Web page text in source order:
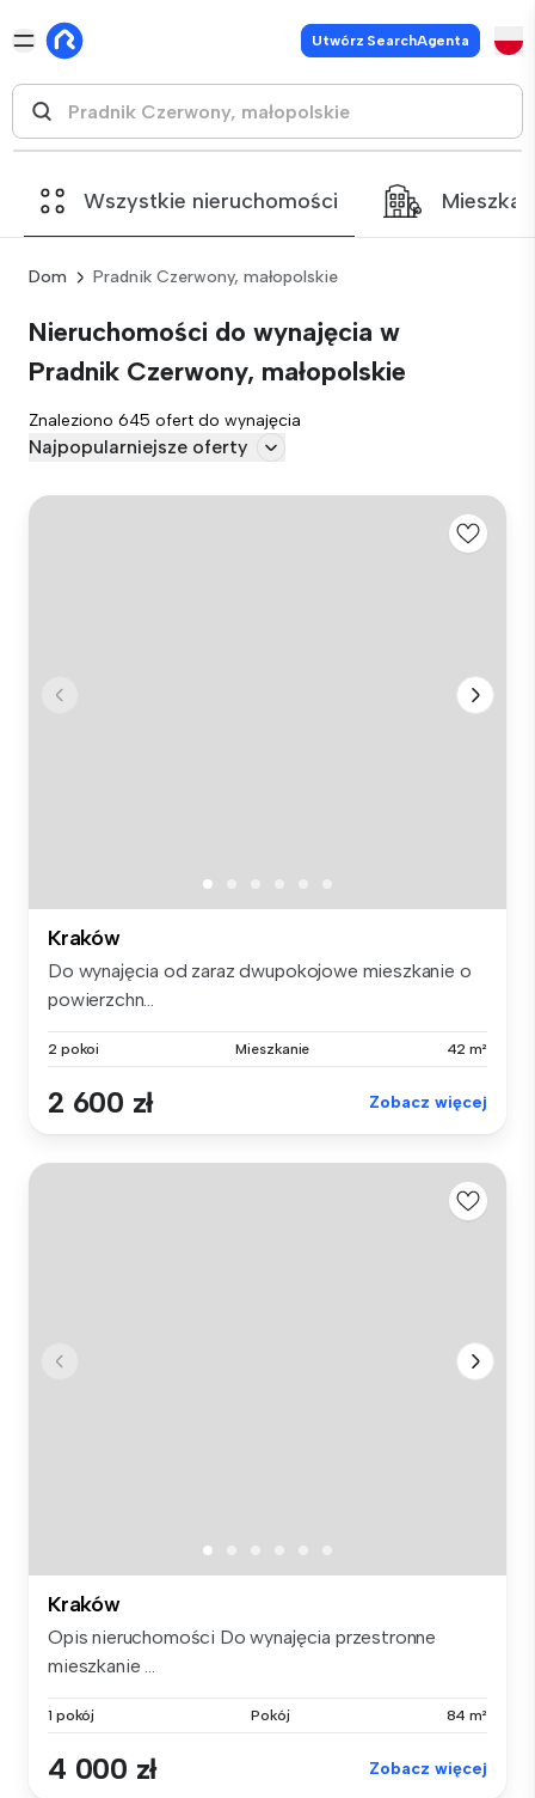
Utwórz SearchAgenta
Wszystkie nieruchomości
Dom Pradnik Czerwony, małopolskie
Nieruchomości do wynajęcia w
Pradnik Czerwony, małopolskie
Znaleziono 645 ofert do wynajęcia
Najpopularniejsze oferty
Kraków
Do wynajęcia od zaraz dwupokojowe mieszkanie o
powierzchn...
2 pokoi Mieszkanie 42 m²
2 600 zł Zobacz więcej
Kraków
Opis nieruchomości Do wynajęcia przestronne
mieszkanie ...
1 pokój Pokój 84 m²
4 000 zł Zobacz więcej